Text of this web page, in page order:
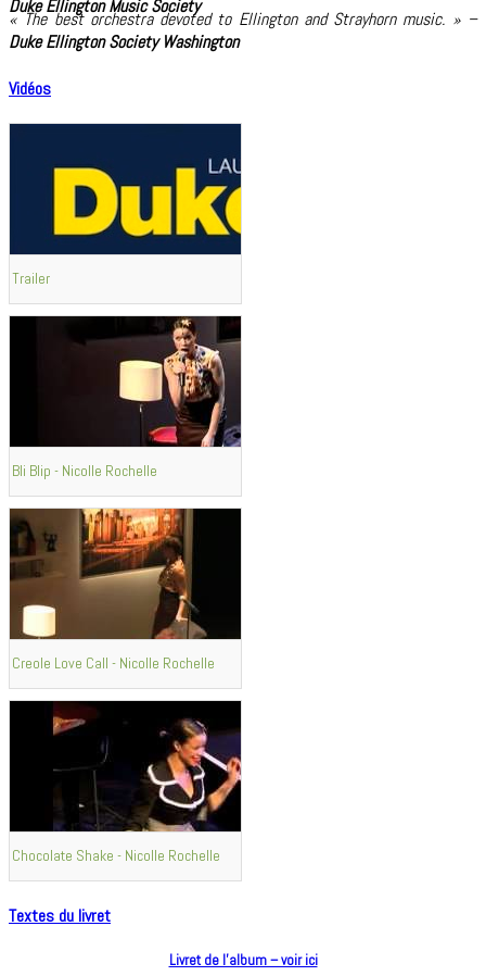
Duke Ellington Music Society
« The best orchestra devoted to Ellington and Strayhorn music. » –
Duke Ellington Society Washington
Vidéos
Trailer
Bli Blip - Nicolle Rochelle
Creole Love Call - Nicolle Rochelle
Chocolate Shake - Nicolle Rochelle
Textes du livret
Livret de l’album – voir ici